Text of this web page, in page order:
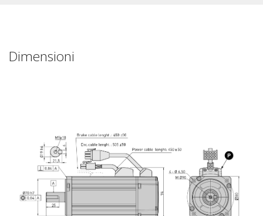
Dimensioni